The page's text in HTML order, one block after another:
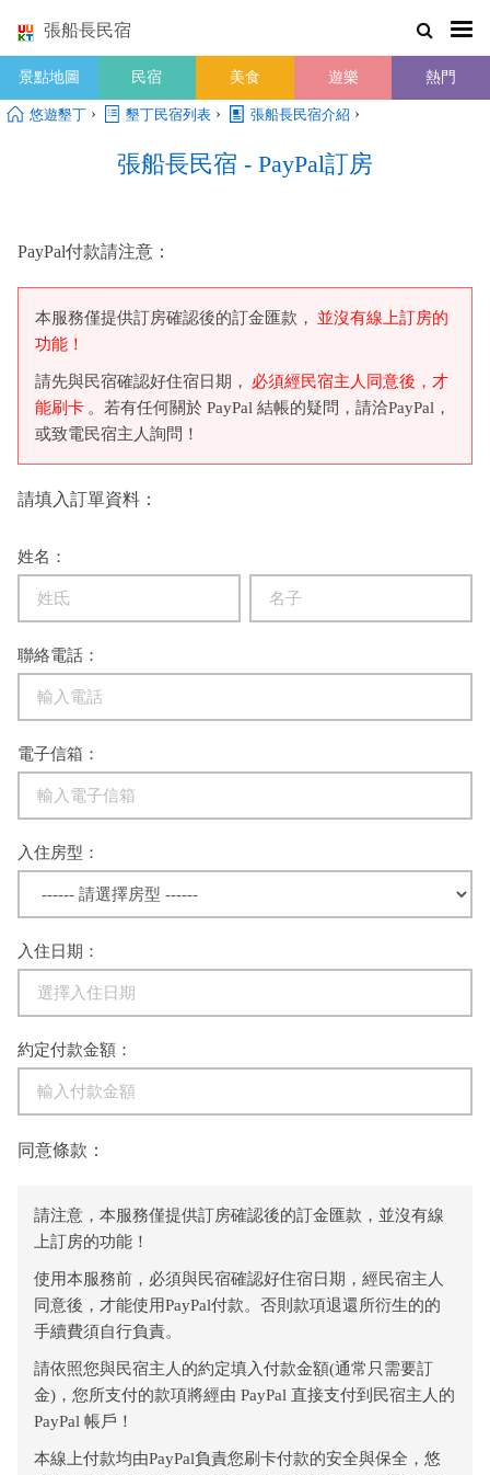
張船長民宿
景點地圖 民宿 美食 遊樂 熱門
悠遊墾丁 › 墾丁民宿列表 › 張船長民宿介紹 ›
張船長民宿 - PayPal訂房
PayPal付款請注意：
本服務僅提供訂房確認後的訂金匯款，
並沒有線上訂房的
功能！
請先與民宿確認好住宿日期，
必須經民宿主人同意後，才
能刷卡 。若有任何關於 PayPal 結帳的疑問，請洽PayPal，
或致電民宿主人詢問！
請填入訂單資料：
姓名：
聯絡電話：
電子信箱：
入住房型：
入住日期：
約定付款金額：
同意條款：
請注意，本服務僅提供訂房確認後的訂金匯款，並沒有線
上訂房的功能！
使用本服務前，必須與民宿確認好住宿日期，經民宿主人
同意後，才能使用PayPal付款。否則款項退還所衍生的的
手續費須自行負責。
請依照您與民宿主人的約定填入付款金額(通常只需要訂
金)，您所支付的款項將經由 PayPal 直接支付到民宿主人的
PayPal 帳戶！
本線上付款均由PayPal負責您刷卡付款的安全與保全，悠